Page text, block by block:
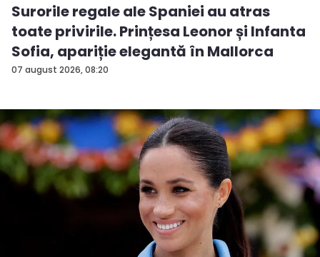
07 august 2026, 08:20
Surorile regale ale Spaniei au atras
toate privirile. Prințesa Leonor și Infanta
Sofia, apariție elegantă în Mallorca